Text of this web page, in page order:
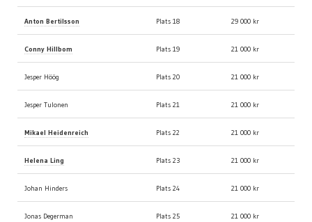
Anton Bertilsson Plats 18 29 000 kr
Conny Hillbom Plats 19 21 000 kr
Jesper Höög Plats 20 21 000 kr
Jesper Tulonen Plats 21 21 000 kr
Mikael Heidenreich Plats 22 21 000 kr
Helena Ling Plats 23 21 000 kr
Johan Hinders Plats 24 21 000 kr
Jonas Degerman Plats 25 21 000 kr